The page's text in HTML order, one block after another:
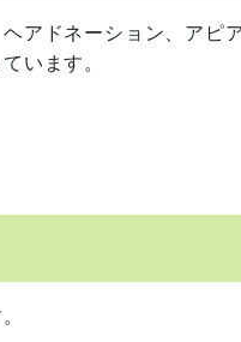
アドネーション、アピ
います。